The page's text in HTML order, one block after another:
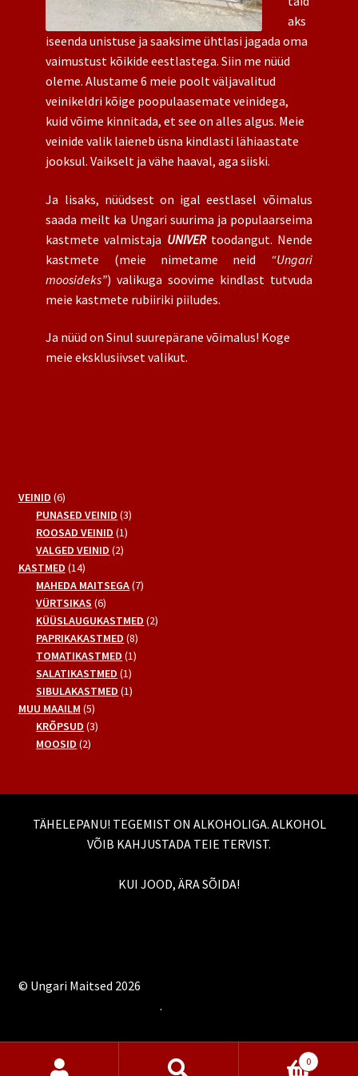
aks
iseenda unistuse ja saaksime ühtlasi jagada oma
vaimustust kõikide eestlastega. Siin me nüüd
oleme. Alustame 6 meie poolt väljavalitud
veinikeldri kõige poopulaasemate veinidega,
kuid võime kinnitada, et see on alles algus. Meie
veinide valik laieneb üsna kindlasti lähiaastate
jooksul. Vaikselt ja vähe haaval, aga siiski.
Ja lisaks, nüüdsest on igal eestlasel võimalus
saada meilt ka Ungari suurima ja populaarseima
kastmete valmistaja UNIVERtoodangut. Nende
kastmete (meie nimetame neid “Ungari
moosideks”) valikuga soovime kindlast tutvuda
meie kastmete rubiiriki piiludes.
Ja nüüd on Sinul suurepärane võimalus! Koge
meie eksklusiivset valikut.
VEINID 66
toodet
PUNASED VEINID 33
ROOSAD VEINID 11
VALGED VEINID 22
KASTMED 1414
toodet
MAHEDA MAITSEGA 77
VÜRTSIKAS 66
toodet
KÜÜSLAUGUKASTMED 22
PAPRIKAKASTMED 88
toodet
TOMATIKASTMED 11
SALATIKASTMED 11
toode
SIBULAKASTMED 11
MUU MAAILM 55
toodet
KRÕPSUD 33
MOOSID 22
TÄHELEPANU! TEGEMIST ON ALKOHOLIGA. ALKOHOL
VÕIB KAHJUSTADA TEIE TERVIST.
KUI JOOD, ÄRA SÕIDA!
© Ungari Maitsed 2026
.
0